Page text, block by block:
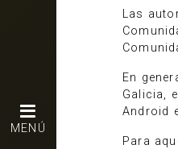
MENÚ
Las
En
Galicia,
Android
Para